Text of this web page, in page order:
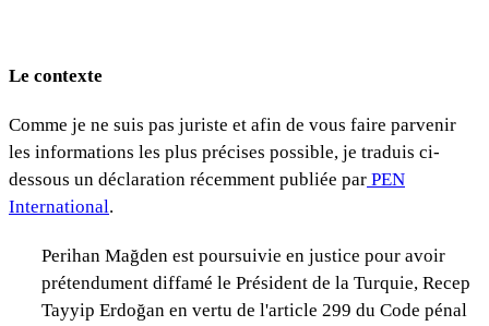
Le contexte
Comme je ne suis pas juriste et afin de vous faire parvenir
les informations les plus précises possible, je traduis ci-
dessous un déclaration récemment publiée par PEN
International.
Perihan Mağden est poursuivie en justice pour avoir
prétendument diffamé le Président de la Turquie, Recep
Tayyip Erdoğan en vertu de l'article 299 du Code pénal